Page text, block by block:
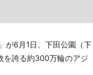
が6月1日、下田公園（下
を誇る約300万輪のアジ